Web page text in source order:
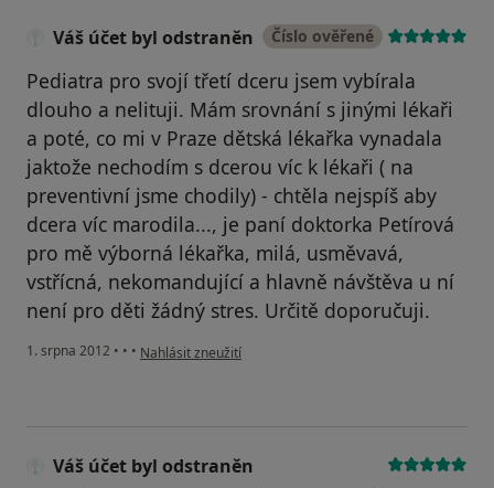
Váš účet byl odstraněn Číslo ověřené
Pediatra pro svojí třetí dceru jsem vybírala
dlouho a nelituji. Mám srovnání s jinými lékaři
a poté, co mi v Praze dětská lékařka vynadala
jaktože nechodím s dcerou víc k lékaři ( na
preventivní jsme chodily) - chtěla nejspíš aby
dcera víc marodila..., je paní doktorka Petírová
pro mě výborná lékařka, milá, usměvavá,
vstřícná, nekomandující a hlavně návštěva u ní
není pro děti žádný stres. Určitě doporučuji.
1. srpna 2012 • • • podle názoru uživatele Váš účet byl odstraněn
Nahlásit zneužití
Váš účet byl odstraněn